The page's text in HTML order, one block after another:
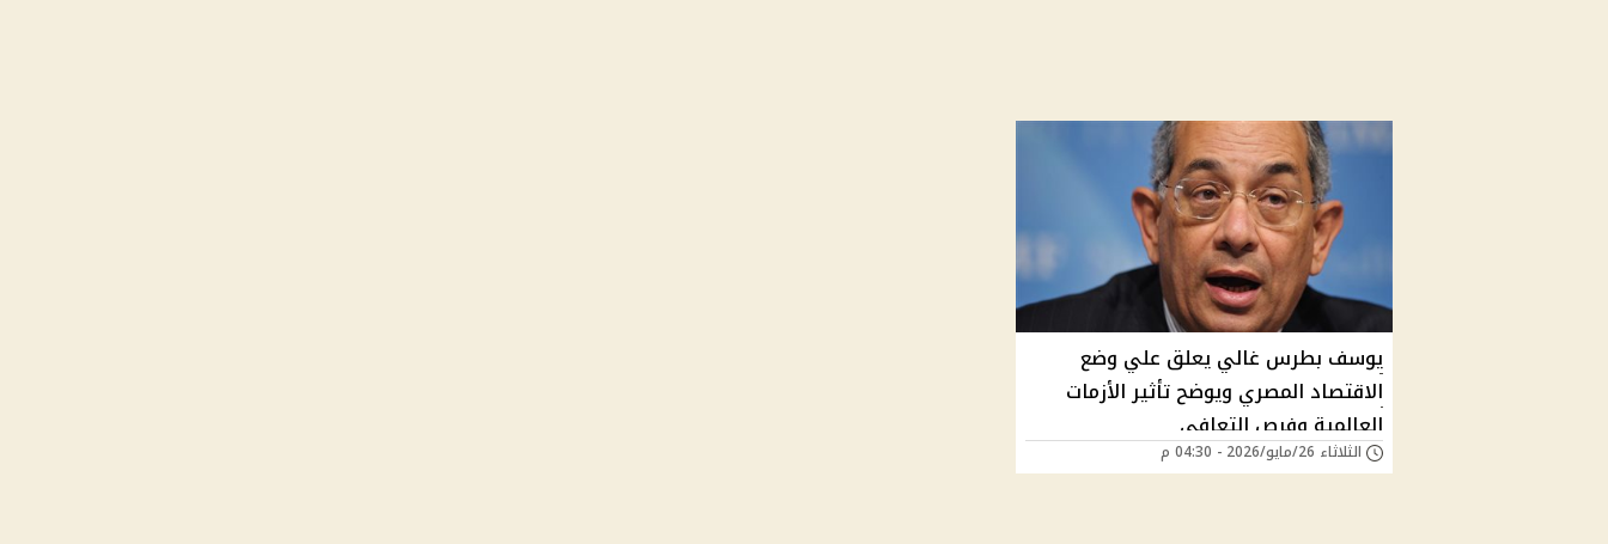
يوسف بطرس غالي يعلق علي وضع
الاقتصاد المصري ويوضح تأثير الأزمات
العالمية وفرص التعافي
الثلاثاء 26/مايو/2026 - 04:30 م